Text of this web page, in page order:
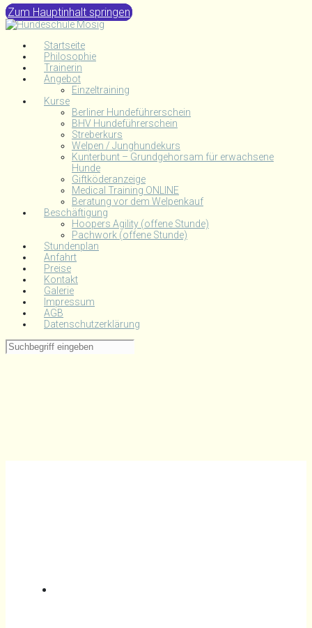
Zum Hauptinhalt springen
Startseite
Philosophie
Trainerin
Angebot
Einzeltraining
Kurse
Berliner Hundeführerschein
BHV Hundeführerschein
Streberkurs
Welpen / Junghundekurs
Kunterbunt – Grundgehorsam für erwachsene
Hunde
Giftköderanzeige
Medical Training ONLINE
Beratung vor dem Welpenkauf
Beschäftigung
Hoopers Agility (offene Stunde)
Pachwork (offene Stunde)
Stundenplan
Anfahrt
Preise
Kontakt
Galerie
Impressum
AGB
Datenschutzerklärung